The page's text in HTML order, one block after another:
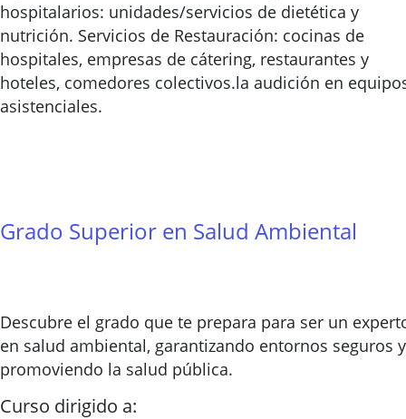
hospitalarios: unidades/servicios de dietética y
nutrición. Servicios de Restauración: cocinas de
hospitales, empresas de cátering, restaurantes y
hoteles, comedores colectivos.la audición en
asistenciales.
Grado Superior en Salud Ambiental
Descubre el grado que te prepara para ser un
en salud ambiental, garantizando entornos seguros y
promoviendo la salud pública.
Curso dirigido a: